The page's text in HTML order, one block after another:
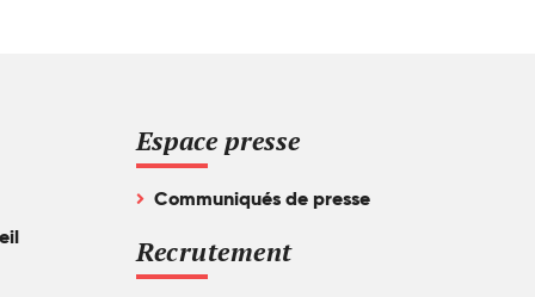
Espace presse
Communiqués de presse
Recrutement